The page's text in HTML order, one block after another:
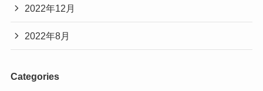
2022年12月
2022年8月
Categories